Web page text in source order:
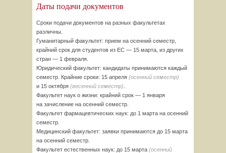
Даты подачи документов
Сроки подачи документов на разных факультетах
различны.
Гуманитарный факультет: прием на осенний семестр,
крайний срок для студентов из ЕС — 15 марта, из других
стран — 1 февраля.
Юридический факультет: кандидаты принимаются каждый
семестр. Крайние сроки: 15 апреля (осенний семестр)
и 15 октября (весенний семестр)
Факультет наук о жизни: крайний срок — 1 января
на зачисление на осенний семестр.
Факультет фармацевтических наук: до 1 марта на осенний
семестр.
Медицинский факультет: заявки принимаются до 15 марта
на осенний семестр.
Факультет естественных наук: до 15 марта (осенний